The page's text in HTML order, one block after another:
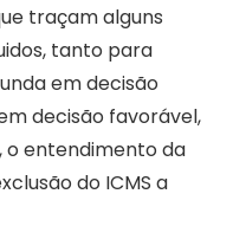
traçam alguns
tanto para
em decisão
decisão favorável,
o entendimento da
do ICMS a